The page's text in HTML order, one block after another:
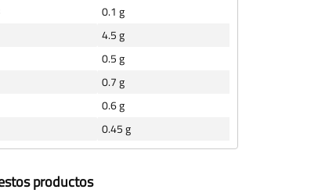
0.1 g
4.5 g
0.5 g
0.7 g
0.6 g
0.45 g
productos